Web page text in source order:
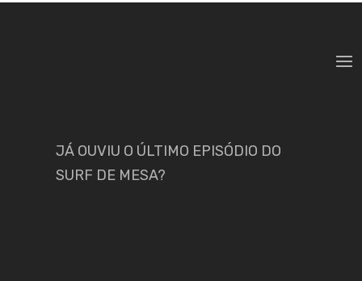
JÁ OUVIU O ÚLTIMO EPISÓDIO DO
SURF DE MESA?